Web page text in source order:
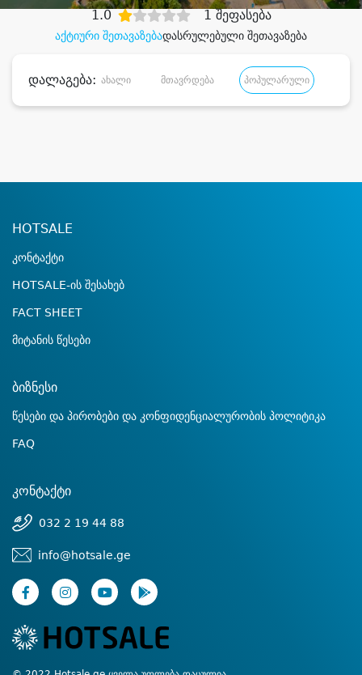
აქტიური შეთავაზებადასრულებული შეთავაზება
1.0 1 შეფასება
დალაგება: ახალი მთავრდება პოპულარული
HOTSALE
კონტაქტი
HOTSALE-ის შესახებ
FACT SHEET
მიტანის წესები
ბიზნესი
წესები და პირობები და კონფიდენციალურობის პოლიტიკა
FAQ
კონტაქტი
032 2 19 44 88
info@hotsale.ge